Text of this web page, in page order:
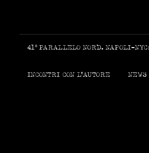
41º PARALLELO NORD. NAPOLI-
INCONTRI CON L’AUTORE NEWS